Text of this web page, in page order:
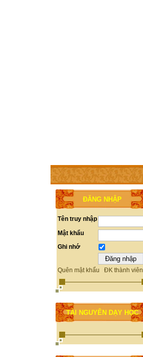
TRANG CHỦ THÀNH VIÊN
ĐĂNG NHẬP
Tên truy nhập
Mật khẩu
Ghi nhớ
Quên mật khẩu ĐK thành viên
TÀI NGUYÊN DẠY HỌC